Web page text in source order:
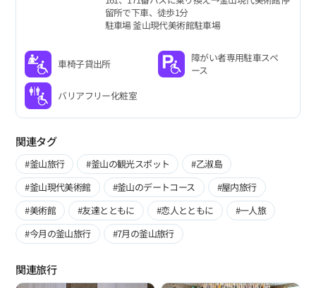
留所で下車、徒歩1分
駐車場 釜山現代美術館駐車場
車椅子貸出所
障がい者専用駐車スペ
ース
バリアフリー化粧室
関連タグ
#釜山旅行 #釜山の観光スポット
#乙淑島
#釜山現代美術館
#釜山のデートコース
#屋内旅行
#美術館
#友達とともに #恋人とともに
#一人旅
#今月の釜山旅行
#7月の釜山旅行
関連旅行